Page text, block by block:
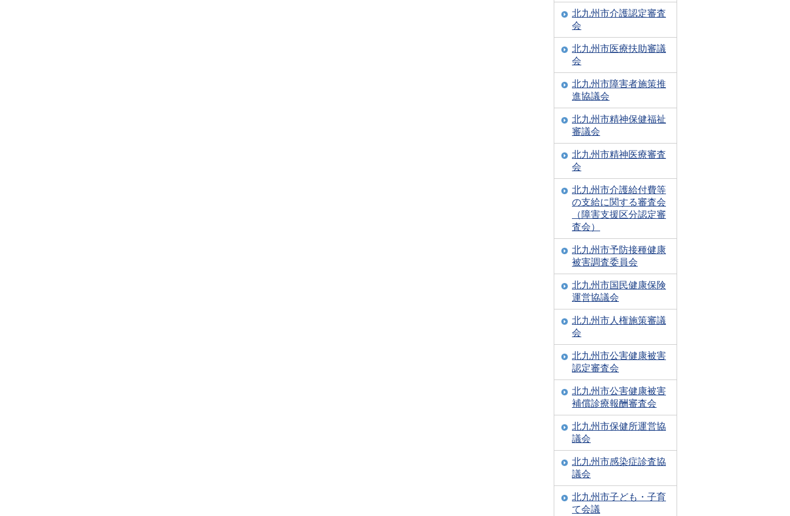
北九州市介護認定審査
会
北九州市医療扶助審議
会
北九州市障害者施策推
進協議会
北九州市精神保健福祉
審議会
北九州市精神医療審査
会
北九州市介護給付費等
の支給に関する審査会
（障害支援区分認定審
査会）
北九州市予防接種健康
被害調査委員会
北九州市国民健康保険
運営協議会
北九州市人権施策審議
会
北九州市公害健康被害
認定審査会
北九州市公害健康被害
補償診療報酬審査会
北九州市保健所運営協
議会
北九州市感染症診査協
議会
北九州市子ども・子育
て会議